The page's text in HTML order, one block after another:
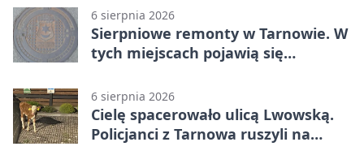
6 sierpnia 2026
Sierpniowe remonty w Tarnowie. W
tych miejscach pojawią się
6 sierpnia 2026
Cielę spacerowało ulicą Lwowską.
Policjanci z Tarnowa ruszyli na